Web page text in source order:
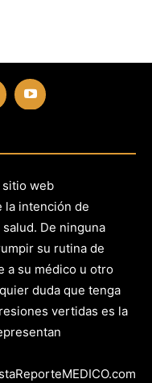
sitio web
la intención de
De ninguna
su rutina de
a su médico u otro
duda que tenga
vertidas es la